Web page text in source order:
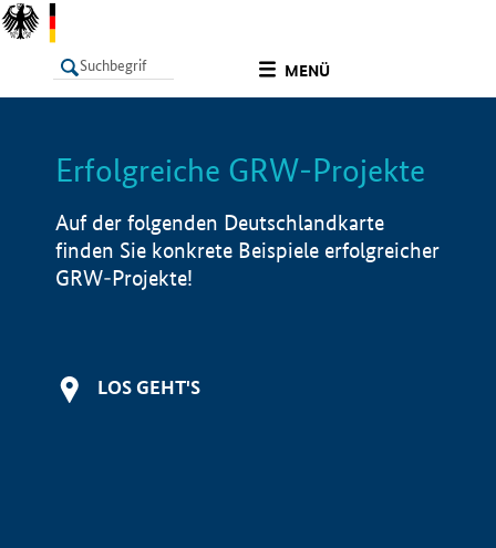
MENÜ
LISTE Info
Erfolgreiche GRW-Projekte
Auf der folgenden Deutschlandkarte
finden Sie konkrete Beispiele erfolgreicher
GRW-Projekte!
LOS GEHT'S